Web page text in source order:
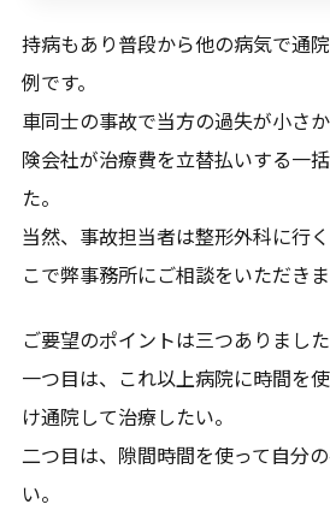
持病もあり普段から他の病気で通
例です。
車同士の事故で当方の過失が小さ
険会社が治療費を立替払いする一
た。
当然、事故担当者は整形外科に行
こで弊事務所にご相談をいただきま
ご要望のポイントは三つありました
一つ目は、これ以上病院に時間を
け通院して治療したい。
二つ目は、隙間時間を使って自分
い。
メールから相
24時間365日受
LINEから相